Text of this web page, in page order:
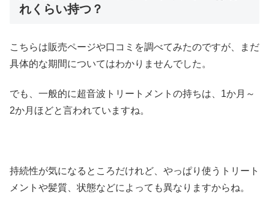
れくらい持つ？
こちらは販売ページや口コミを調べてみたのですが、まだ
具体的な期間についてはわかりませんでした。
でも、一般的に超音波トリートメントの持ちは、1か月～
2か月ほどと言われていますね。
持続性が気になるところだけれど、やっぱり使うトリート
メントや髪質、状態などによっても異なりますからね。